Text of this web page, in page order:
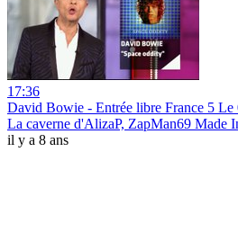
17:36
David Bowie - Entrée libre France 5
La caverne d'AlizaP, ZapMan69 Made
il y a 8 ans